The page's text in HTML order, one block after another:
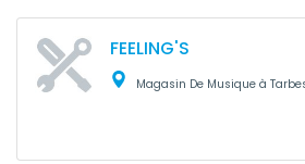
FEELING'S
Magasin De Musique à